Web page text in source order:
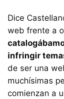
Dice
web frente a
infringir
de ser una
muchísimas
comienzan a